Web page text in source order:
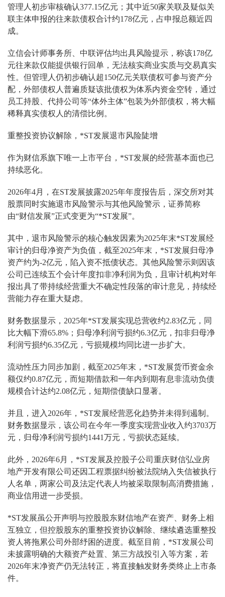
管理人初步审核确认377.15亿元；其中近50家关联及疑似关
联主体申报的往来款债权合计约178亿元，占申报总额近四
成。
立信会计师事务所、中联评估均出具风险提示，称该178亿
元往来款仅能提供银行回单，无法核实商业实质与交易真实
性。但管理人仍初步确认超150亿元关联债权可参与资产分
配，外部债权人普遍质疑该批债权为体系内资金空转，通过
员工持股、代持公司等“体外主体”包装为外部债权，将大幅
稀释真实债权人的清偿比例。
重整投资协议解除，*ST发展退市风险陡增
作为财信系旗下唯一上市平台，*ST发展的经营基本面也已
持续恶化。
2026年4月，在ST发展披露2025年年度报告后，深交所对其
股票同时实施退市风险警示与其他风险警示，证券简称
由“财信发展”正式变更为“*ST发展”。
其中，退市风险警示的核心触发因素为2025年末*ST发展经
审计的归母净资产为负值，截至2025年末，*ST发展归母净
资产约为-2亿元，陷入资不抵债状态。其他风险警示则因该
公司已连续五个会计年度扣非净利润为负，且审计机构对年
报出具了带持续经营重大不确定性段落的审计意见，持续经
营能力存在重大疑虑。
财务数据显示，2025年*ST发展实现总营收约2.83亿元，同
比大幅下滑65.8%；归母净利润亏损约6.3亿元，扣非归母净
利润亏损约6.35亿元，亏损规模均同比进一步扩大。
流动性压力同步加剧，截至2025年末，*ST发展货币资金余
额仅约0.87亿元，而短期借款和一年内到期有息非流动负债
规模合计达约2.08亿元，短期偿债缺口显著。
并且，进入2026年，*ST发展经营恶化趋势并未得到遏制。
财务数据显示，该公司在今年一季度实现营业收入约3703万
元，归母净利润亏损约1441万元，亏损状态延续。
此外，2026年6月，*ST发展及控股子公司重庆财信弘业房
地产开发有限公司还因工程票据纠纷被法院纳入失信被执行
人名单，两家公司及法定代表人均被采取限制高消费措施，
商业信用进一步受损。
*ST发展虽公开声明与控股股东财信地产在资产、财务上相
互独立，但控股股东的重整投资协议解除、继续遴选重整投
资人将拖累公司外部纾困的进度。截至目前，*ST发展公司
未披露明确的大额资产处置、第三方战投引入等方案，若
2026年末净资产仍无法转正，将直接触发财务类终止上市条
件。